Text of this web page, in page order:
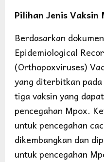
Pilihan Jenis Vaksin
Berdasarkan
Epidemiological
(Orthopoxviruses)
yang diterbitkan
tiga vaksin yang
pencegahan Mpox.
untuk pencegahan
dikembangkan dan
untuk pencegahan